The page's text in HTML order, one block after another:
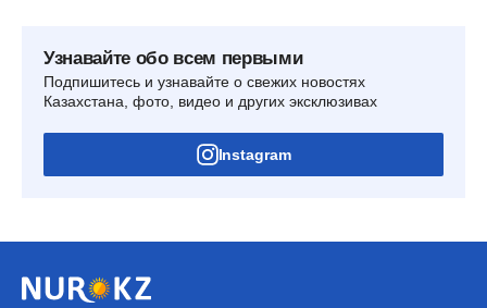
Узнавайте обо всем первыми
Подпишитесь и узнавайте о свежих новостях
Казахстана, фото, видео и других эксклюзивах
Instagram